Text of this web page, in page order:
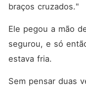
braços cruzados."
Ele pegou a mão
segurou, e só
estava fria.
Sem pensar duas